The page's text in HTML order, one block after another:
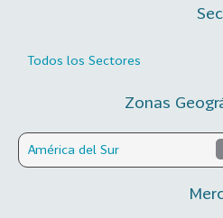
Todos los Sectores
Zonas
América del Sur